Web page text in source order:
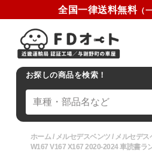
全国一律送料無料（
お探しの商品を検索！
ホーム / メルセデスベンツ / メルセデス
W167 V167 X167 2020-2024 車読書ラ